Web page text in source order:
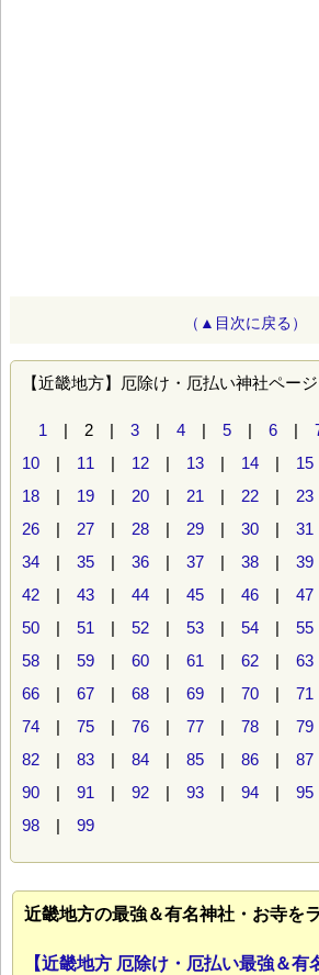
（▲目次に戻る）
【近畿地方】厄除け・厄払い神社ページ
1 | 2 | 3 | 4 | 5 | 6 |
10 | 11 | 12 | 13 | 14 | 15
18 | 19 | 20 | 21 | 22 | 23
26 | 27 | 28 | 29 | 30 | 31
34 | 35 | 36 | 37 | 38 | 39
42 | 43 | 44 | 45 | 46 | 47
50 | 51 | 52 | 53 | 54 | 55
58 | 59 | 60 | 61 | 62 | 63
66 | 67 | 68 | 69 | 70 | 71
74 | 75 | 76 | 77 | 78 | 79
82 | 83 | 84 | 85 | 86 | 87
90 | 91 | 92 | 93 | 94 | 95
98 | 99
近畿地方の最強＆有名神社・お寺を
【近畿地方 厄除け・厄払い最強＆有